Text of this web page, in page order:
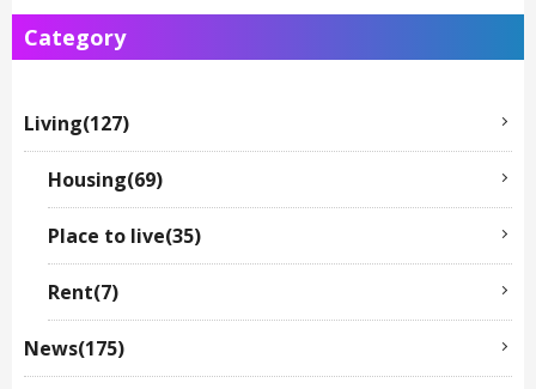
Category
Living(127)
Housing(69)
Place to live(35)
Rent(7)
News(175)